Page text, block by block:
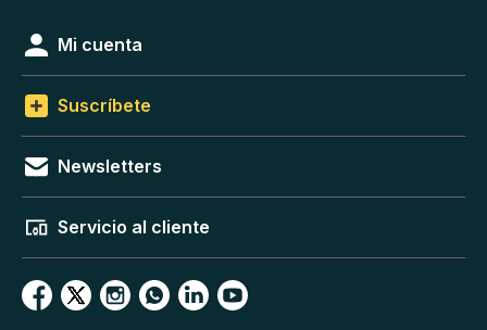
Mi cuenta
Suscríbete
Newsletters
Servicio al cliente